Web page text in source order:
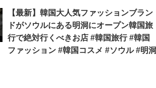
【最新】韓国大人気ファッションブラン
ドがソウルにある明洞にオープン韓国旅
行で絶対行くべきお店 #韓国旅行 #韓国
ファッション #韓国コスメ #ソウル #明洞